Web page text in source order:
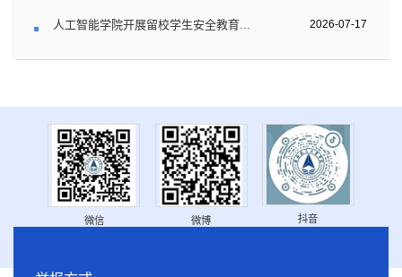
人工智能学院开展留校学生安全教育... 2026-07-17
微信 微博 抖音